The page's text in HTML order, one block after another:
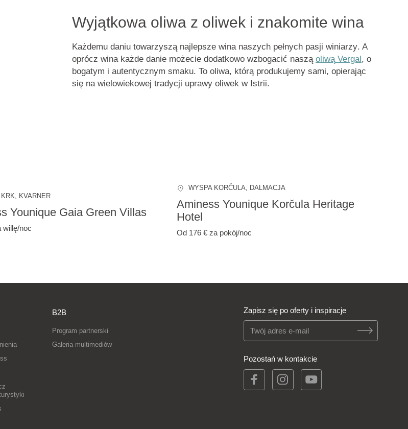
Wyjątkowa oliwa z oliwek i znakomite wina
Każdemu daniu towarzyszą najlepsze wina naszych pełnych pasji winiarzy. A
oprócz wina każde danie możecie dodatkowo wzbogacić naszą oliwąVergal, o
bogatym i autentycznym smaku. To oliwa, którą produkujemy sami, opierając
się na wielowiekowej tradycji uprawy oliwek w Istrii.
, KVARNER
Younique Gaia Green Villas
willę/noc
WYSPA KORČULA, DALMACJA
Aminess Younique Korčula Heritage
Hotel
Od 176 €za pokój/noc
B2B
Program partnerski
Galeria multimediów
Zapisz się po oferty i inspiracje
Pozostań w kontakcie